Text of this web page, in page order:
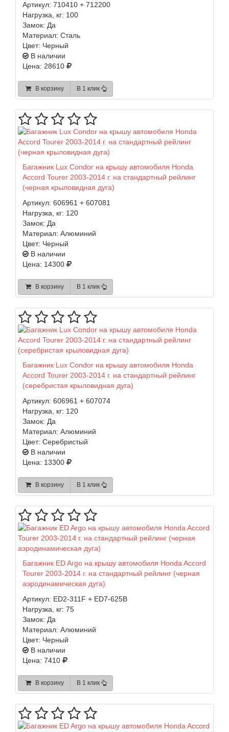
Артикул: 710410 + 712200
Нагрузка, кг: 100
Замок: Да
Материал: Сталь
Цвет: Черный
В наличии
Цена: 28610
В корзину В 1 клик
Багажник Lux Condor на крышу автомобиля Honda
Accord Tourer 2003-2014 г. на стандартный рейлинг
(черная крыловидная дуга)
Артикул: 606961 + 607081
Нагрузка, кг: 120
Замок: Да
Материал: Алюминий
Цвет: Черный
В наличии
Цена: 14300
В корзину В 1 клик
Багажник Lux Condor на крышу автомобиля Honda
Accord Tourer 2003-2014 г. на стандартный рейлинг
(серебристая крыловидная дуга)
Артикул: 606961 + 607074
Нагрузка, кг: 120
Замок: Да
Материал: Алюминий
Цвет: Серебристый
В наличии
Цена: 13300
В корзину В 1 клик
Багажник ED Argo на крышу автомобиля Honda Accord
Tourer 2003-2014 г. на стандартный рейлинг (черная
аэродинамическая дуга)
Артикул: ED2-311F + ED7-625B
Нагрузка, кг: 75
Замок: Да
Материал: Алюминий
Цвет: Черный
В наличии
Цена: 7410
В корзину В 1 клик